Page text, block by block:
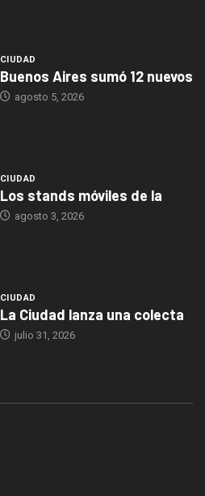
CIUDAD
Buenos Aires sumó 12 nuevos
agosto 5, 2026
CIUDAD
Los stands móviles de la
agosto 3, 2026
CIUDAD
La Ciudad lanza una colecta
julio 31, 2026